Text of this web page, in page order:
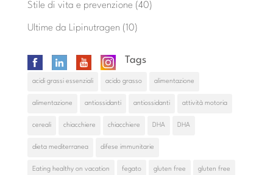
Stile di vita e prevenzione (40)
Ultime da Lipinutragen (10)
Tags
acidi grassi essenziali acido grasso alimentazione
alimentazione antiossidanti antiossidanti attività motoria
cereali chiacchiere chiacchiere DHA DHA
dieta mediterranea difese immunitarie
Eating healthy on vacation fegato gluten free gluten free